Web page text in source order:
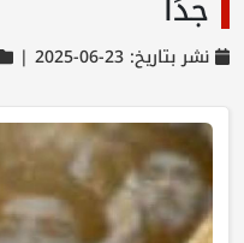
نشر بتاريخ: 23-06-2025 |